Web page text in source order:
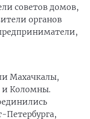
советов домов,
органов
Махачкалы,
и Коломны.
Петербурга,